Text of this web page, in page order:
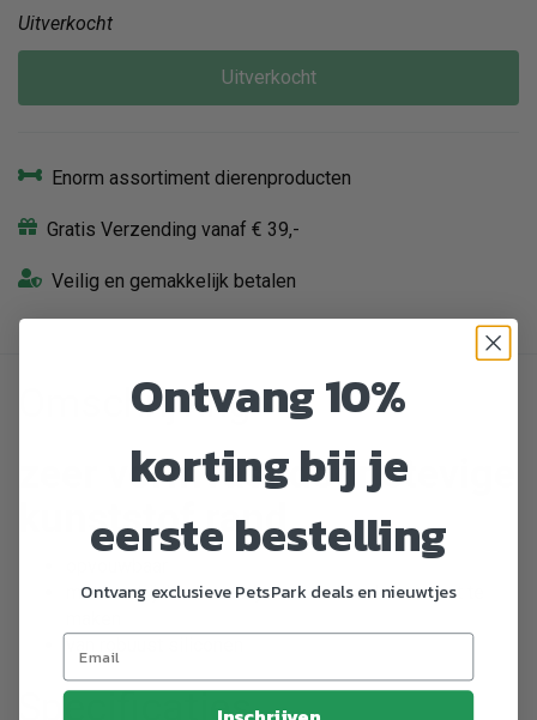
Uitverkocht
Uitverkocht
Enorm assortiment dierenproducten
Gratis Verzending vanaf € 39,-
Veilig en gemakkelijk betalen
Omschrijving
zeer vormvast door stevige
kunststof rand
met karabijnhaak om bijv. aan de broekriem vast te
Specificaties
Ontvang 10%
korting bij je
eerste bestelling
Ontvang exclusieve PetsPark deals en nieuwtjes